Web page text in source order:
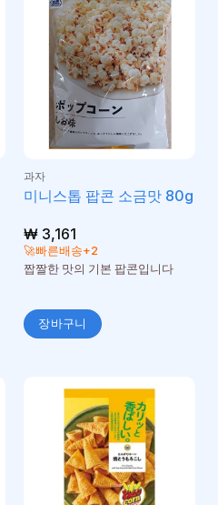
과자
미니스톱 팝콘 소금맛 80g
₩3,161
🚀빠른배송+2
짭짤한 맛의 기본 팝콘입니다
장바구니